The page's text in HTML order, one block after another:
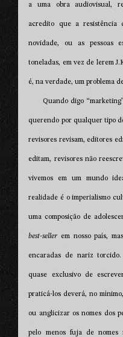
a uma obra audiovisual,
acredito que a resistência
novidade, ou as pessoas
toneladas, em vez de lerem
é, na verdade, um problema
Quando digo
querendo por qualquer tipo
revisores revisam, editores
editam, revisores não
vivemos em um mundo
realidade é o imperialismo
uma composição de
best-seller em nosso país,
encaradas de nariz
quase exclusivo de
praticá-los deverá, no
ou anglicizar os nomes dos
pelo menos fuja de nomes